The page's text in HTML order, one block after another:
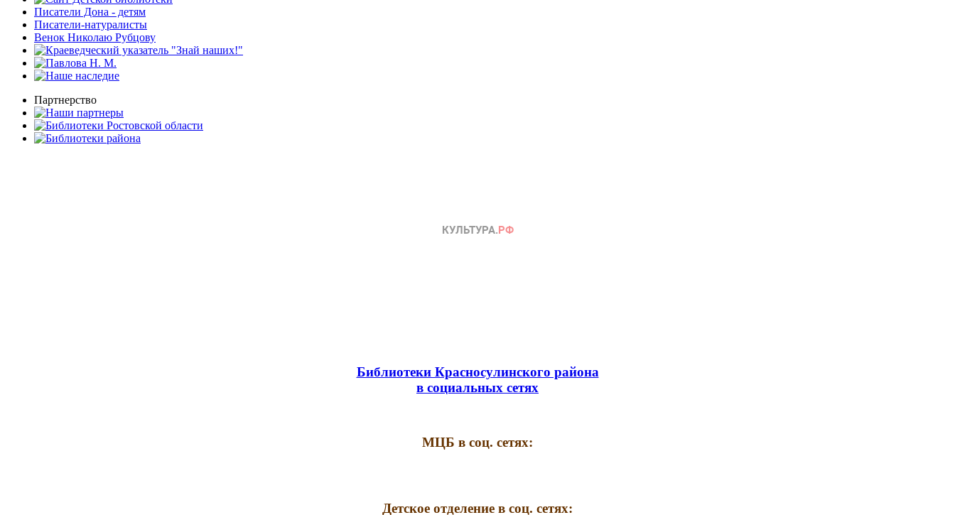
Писатели Дона - детям
Писатели-натуралисты
Венок Николаю Рубцову
Партнерство
Библиотеки Красносулинского района
в социальных сетях
МЦБ в соц. сетях:
Детское отделение в соц. сетях: